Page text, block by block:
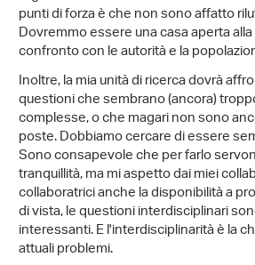
punti di forza è che non sono affatto
Dovremmo essere una casa aperta
confronto con le autorità e la
Inoltre, la mia unità di ricerca dovrà
questioni che sembrano (ancora)
complesse, o che magari non sono
poste. Dobbiamo cercare di essere
Sono consapevole che per farlo
tranquillità, ma mi aspetto dai miei
collaboratrici anche la disponibilità a
di vista, le questioni interdisciplinari
interessanti. E l'interdisciplinarità è la
attuali problemi.